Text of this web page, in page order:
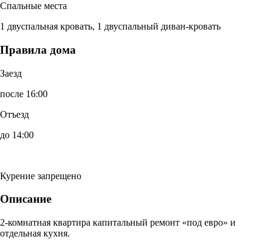
Спальные места
1 двуспальная кровать, 1 двуспальный диван-кровать
Правила дома
Заезд
после 16:00
Отъезд
до 14:00
Курение запрещено
Описание
2-комнатная квартира капитальный ремонт «под евро» и
отдельная кухня.